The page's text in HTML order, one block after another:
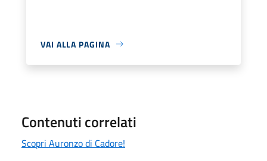
VAI ALLA PAGINA
Contenuti correlati
Scopri Auronzo di Cadore!